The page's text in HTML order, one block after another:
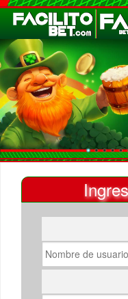
Inicio
Apuestas
Cuentas